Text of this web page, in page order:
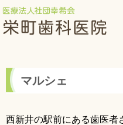
マルシェ
西新井の駅前にある歯医者